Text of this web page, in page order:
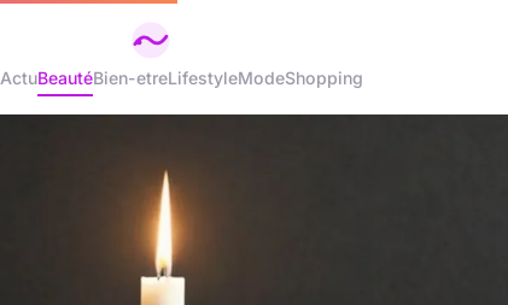
ActuBeautéBien-etreLifestyleModeShopping